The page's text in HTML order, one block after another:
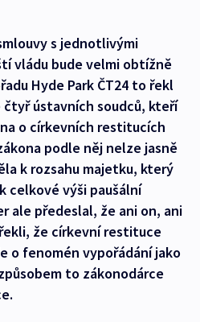
s jednotlivými
vládu bude velmi obtížně
Hyde Park ČT24 to řekl
ústavních soudců, kteří
o církevních restitucích
podle něj nelze jasně
k rozsahu majetku, který
celkové výši paušální
ale předeslal, že ani on, ani
že církevní restituce
o fenomén vypořádání jako
to zákonodárce